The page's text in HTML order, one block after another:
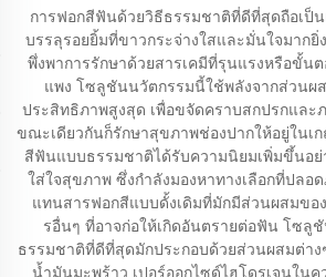
การฟอกสีฟันด้วยวิธีธรรมชาติที่ดีที่สุดถือเป็
บรรลุรอยยิ้มที่ขาวกระจ่างใสและมั่นใจมากยิ่
พึ่งพาการรักษาด้วยสารเคมีที่รุนแรงหรือขั้น
แพง โซลูชันนวัตกรรมนี้ใช้พลังจากส่วนผ
ประสิทธิภาพสูงสุด เพื่อขจัดคราบสกปรกและ
ขณะเดียวกันก็รักษาสุขภาพช่องปากให้อยู่ใน
สีฟันแบบธรรมชาติได้รับความนิยมเพิ่มขึ้นอ
ใส่ใจสุขภาพ ซึ่งกำลังมองหาทางเลือกที่ปล
แทนสารฟอกสีแบบดั้งเดิมที่มักมีส่วนผสมขอ
รอื่นๆ ที่อาจก่อให้เกิดอันตรายต่อฟัน โซลู
ธรรมชาติที่ดีที่สุดมักประกอบด้วยส่วนผสมต่า
น้ำมันมะพร้าว เปอร์ออกไซด์ไฮโดรเจนใน